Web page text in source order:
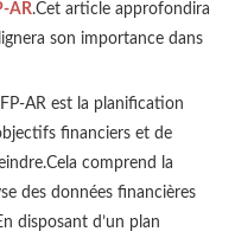
AR.Cet article approfondira
son importance dans
AR est la planification
financiers et de
comprend la
des données financières
disposant d’un plan